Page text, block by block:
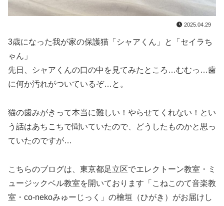
2025.04.29
3歳になった我が家の保護猫「シャアくん」と「セイラち
ゃん」
先日、シャアくんの口の中を見てみたところ…むむっ…歯
に何か汚れがついているぞ…と。
猫の歯みがきって本当に難しい！やらせてくれない！とい
う話はあちこちで聞いていたので、どうしたものかと思っ
ていたのですが…
こちらのブログは、東京都足立区でエレクトーン教室・ミ
ュージックベル教室を開いております「こねこのて音楽教
室・co-nekoみゅーじっく」の檜垣（ひがき）がお届けし